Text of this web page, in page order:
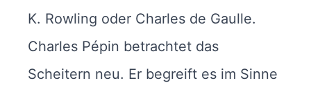
K. Rowling oder Charles de Gaulle.
Charles Pépin betrachtet das
Scheitern neu. Er begreift es im Sinne